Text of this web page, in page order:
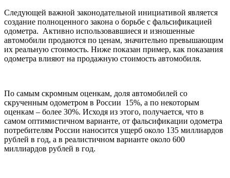
Следующей важной законодательной инициативой является
создание полноценного закона о борьбе с фальсификацией
одометра. Активно использовавшиеся и изношенные
автомобили продаются по ценам, значительно превышающим
их реальную стоимость. Ниже показан пример, как показания
одометра влияют на продажную стоимость автомобиля.
По самым скромным оценкам, доля автомобилей со
скрученным одометром в России 15%, а по некоторым
оценкам – более 30%. Исходя из этого, получается, что в
самом оптимистичном варианте, от фальсификации одометра
потребителям России наносится ущерб около 135 миллиардов
рублей в год, а в реалистичном варианте около 600
миллиардов рублей в год.